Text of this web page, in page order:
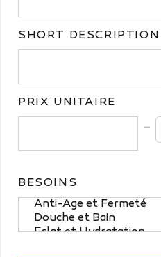
SHORT DESCRIPTION
PRIX UNITAIRE
BESOINS